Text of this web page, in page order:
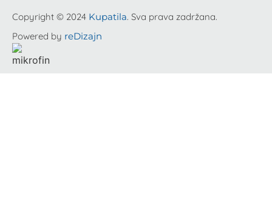
Copyright © 2024 Kupatila. Sva prava zadržana.
Powered by reDizajn